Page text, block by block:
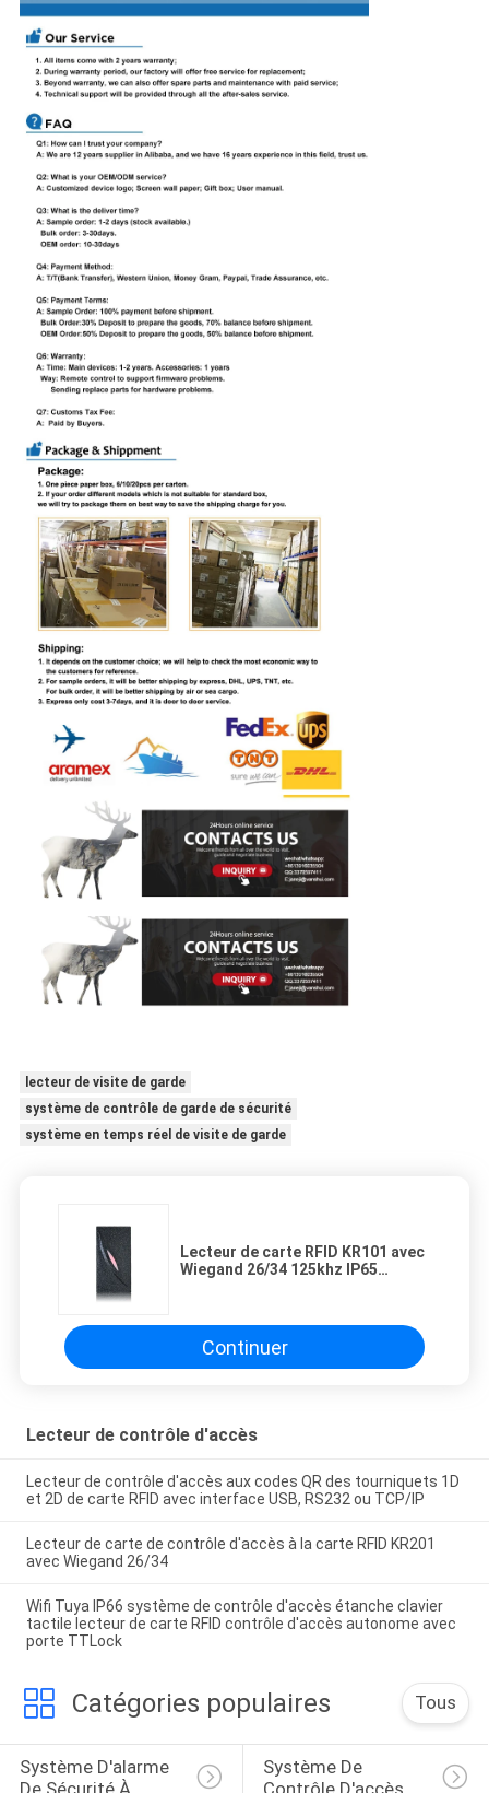
lecteur de visite de garde
système de contrôle de garde de sécurité
système en temps réel de visite de garde
Lecteur de carte RFID KR101 avec
Wiegand 26/34 125khz IP65
Continuer
Lecteur de contrôle d'accès
Lecteur de contrôle d'accès aux codes QR des tourniquets 1D
et 2D de carte RFID avec interface USB, RS232 ou TCP/IP
Lecteur de carte de contrôle d'accès à la carte RFID KR201
avec Wiegand 26/34
Wifi Tuya IP66 système de contrôle d'accès étanche clavier
tactile lecteur de carte RFID contrôle d'accès autonome avec
porte TTLock
Catégories populaires Tous
Système D'alarme
Système De